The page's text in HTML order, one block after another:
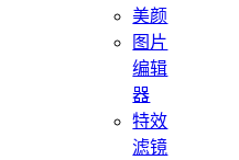
美颜
图片
编辑
器
特效
滤镜